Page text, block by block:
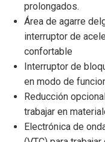
prolongados.
Área de agarre
interruptor de
confortable
Interruptor de
en modo de
Reducción
trabajar en
Electrónica de